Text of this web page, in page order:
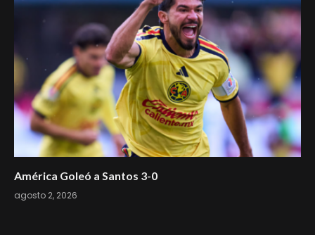
América Goleó a Santos 3-0
agosto 2, 2026